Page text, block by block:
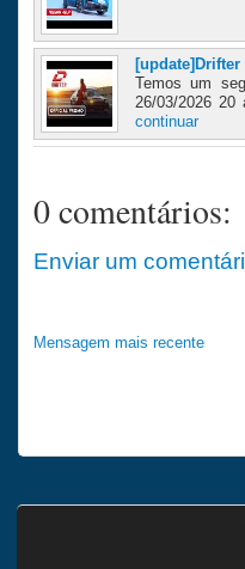
[update]Drifter
Temos um
26/03/2026
continuar
0 comentários:
Enviar um
Mensagem mais recente